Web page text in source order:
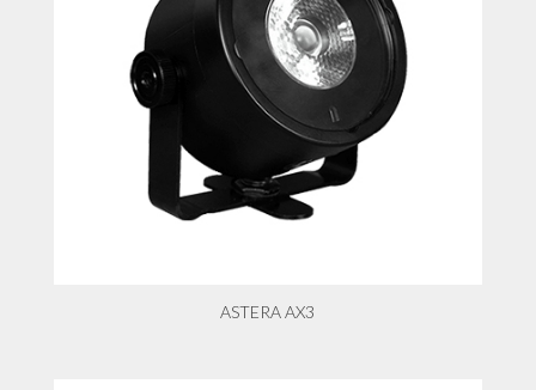
ASTERA AX3